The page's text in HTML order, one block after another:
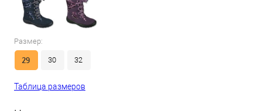
Размер:
29 30 32
Таблица размеров